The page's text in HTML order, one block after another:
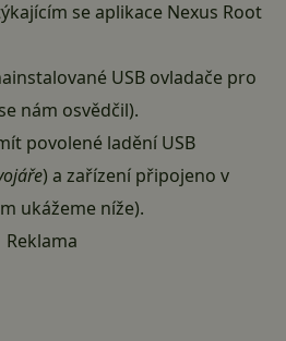
se aplikace Nexus Root
USB ovladače pro
nám osvědčil).
povolené ladění USB
) a zařízení připojeno v
ukážeme níže).
Reklama